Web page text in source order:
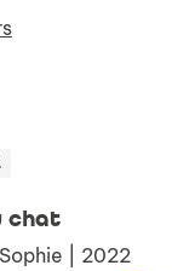
chat
| 2022